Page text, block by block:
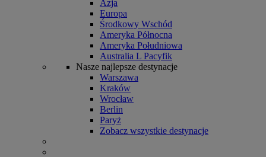
Azja
Europa
Środkowy Wschód
Ameryka Północna
Ameryka Południowa
Australia L Pacyfik
Nasze najlepsze destynacje
Warszawa
Kraków
Wrocław
Berlin
Paryż
Zobacz wszystkie destynacje